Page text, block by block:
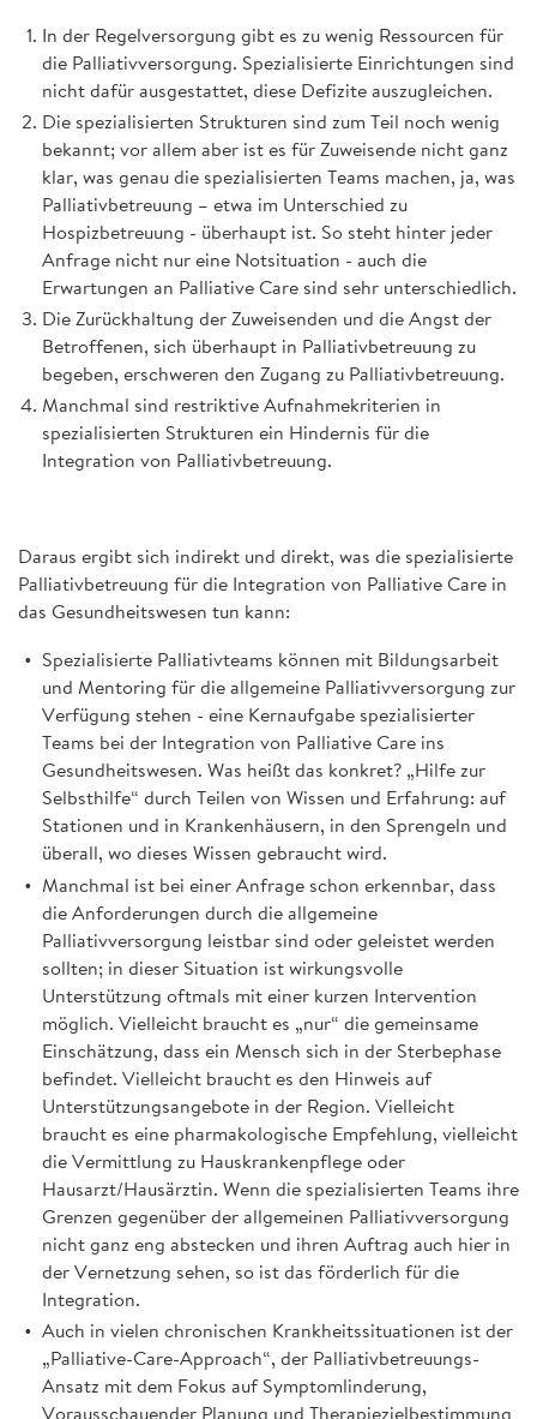
In der Regelversorgung gibt es zu wenig Ressourcen für
die Palliativversorgung. Spezialisierte Einrichtungen sind
nicht dafür ausgestattet, diese Defizite auszugleichen.
Die spezialisierten Strukturen sind zum Teil noch wenig
bekannt; vor allem aber ist es für Zuweisende nicht ganz
klar, was genau die spezialisierten Teams machen, ja, was
Palliativbetreuung – etwa im Unterschied zu
Hospizbetreuung - überhaupt ist. So steht hinter jeder
Anfrage nicht nur eine Notsituation - auch die
Erwartungen an Palliative Care sind sehr unterschiedlich.
Die Zurückhaltung der Zuweisenden und die Angst der
Betroffenen, sich überhaupt in Palliativbetreuung zu
begeben, erschweren den Zugang zu Palliativbetreuung.
Manchmal sind restriktive Aufnahmekriterien in
spezialisierten Strukturen ein Hindernis für die
Integration von Palliativbetreuung.
Daraus ergibt sich indirekt und direkt, was die spezialisierte
Palliativbetreuung für die Integration von Palliative Care in
das Gesundheitswesen tun kann:
Spezialisierte Palliativteams können mit Bildungsarbeit
und Mentoring für die allgemeine Palliativversorgung zur
Verfügung stehen - eine Kernaufgabe spezialisierter
Teams bei der Integration von Palliative Care ins
Gesundheitswesen. Was heißt das konkret? „Hilfe zur
Selbsthilfe“ durch Teilen von Wissen und Erfahrung: auf
Stationen und in Krankenhäusern, in den Sprengeln und
überall, wo dieses Wissen gebraucht wird.
Manchmal ist bei einer Anfrage schon erkennbar, dass
die Anforderungen durch die allgemeine
Palliativversorgung leistbar sind oder geleistet werden
sollten; in dieser Situation ist wirkungsvolle
Unterstützung oftmals mit einer kurzen Intervention
möglich. Vielleicht braucht es „nur“ die gemeinsame
Einschätzung, dass ein Mensch sich in der Sterbephase
befindet. Vielleicht braucht es den Hinweis auf
Unterstützungsangebote in der Region. Vielleicht
braucht es eine pharmakologische Empfehlung, vielleicht
die Vermittlung zu Hauskrankenpflege oder
Hausarzt/Hausärztin. Wenn die spezialisierten Teams ihre
Grenzen gegenüber der allgemeinen Palliativversorgung
nicht ganz eng abstecken und ihren Auftrag auch hier in
der Vernetzung sehen, so ist das förderlich für die
Integration.
Auch in vielen chronischen Krankheitssituationen ist der
„Palliative-Care-Approach“, der Palliativbetreuungs-
Ansatz mit dem Fokus auf Symptomlinderung,
Vorausschauender Planung und Therapiezielbestimmung